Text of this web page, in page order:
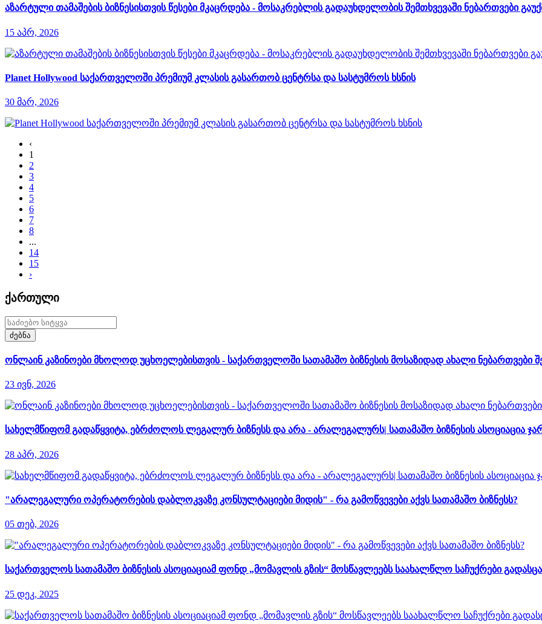
აზარტული თამაშების ბიზნესისთვის წესები მკაცრდება - მოსაკრებლის გადაუხდელობის შემთხვევაში ნებართვები
15 აპრ, 2026
Planet Hollywood საქართველოში პრემიუმ კლასის გასართობ ცენტრსა და სასტუმროს ხსნის
30 მარ, 2026
‹
1
2
3
4
5
6
7
8
...
14
15
›
ქართული
ძებნა
ონლაინ კაზინოები მხოლოდ უცხოელებისთვის - საქართველოში სათამაშო ბიზნესის მოსაზიდად ახალი ნებართვები
23 ივნ, 2026
სახელმწიფომ გადაწყვიტა, ებრძოლოს ლეგალურ ბიზნესს და არა - არალეგალურს| სათამაშო ბიზნესის ასოციაცია
28 აპრ, 2026
"არალეგალური ოპერატორების დაბლოკვაზე კონსულტაციები მიდის" - რა გამოწვევები აქვს სათამაშო ბიზნესს?
05 თებ, 2026
საქართველოს სათამაშო ბიზნესის ასოციაციამ ფონდ „მომავლის გზის“ მოსწავლეებს საახალწლო საჩუქრები გადასცა
25 დეკ, 2025